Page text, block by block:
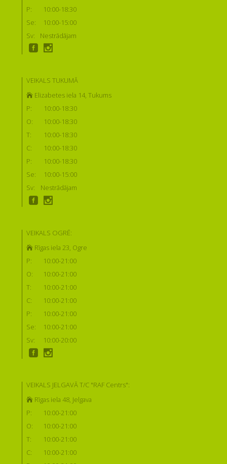
P:
10:00-18:30
Se:
10:00-15:00
Sv:
Nestrādājam
VEIKALS TUKUMĀ
Elizabetes iela 14, Tukums
P:
10:00-18:30
O:
10:00-18:30
T:
10:00-18:30
C:
10:00-18:30
P:
10:00-18:30
Se:
10:00-15:00
Sv:
Nestrādājam
VEIKALS OGRĒ:
Rīgas iela 23, Ogre
P:
10:00-21:00
O:
10:00-21:00
T:
10:00-21:00
C:
10:00-21:00
P:
10:00-21:00
Se:
10:00-21:00
Sv:
10:00-20:00
VEIKALS JELGAVĀ T/C "RAF Centrs":
Rīgas iela 48, Jelgava
P:
10:00-21:00
O:
10:00-21:00
T:
10:00-21:00
C:
10:00-21:00